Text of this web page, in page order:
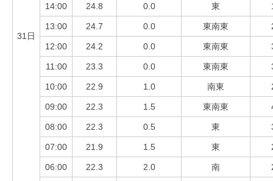
31日
14:00 24.8 0.0 東
13:00 24.7 0.0 東南東
12:00 24.2 0.0 東南東
11:00 23.3 0.0 東南東
10:00 22.9 1.0 南東
09:00 22.3 1.5 東南東
08:00 22.3 0.5 東
07:00 21.9 1.5 東
06:00 22.3 2.0 南